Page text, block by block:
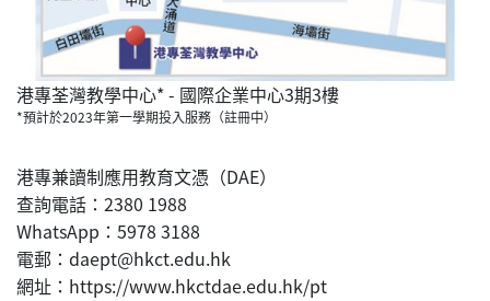
港專荃灣教學中心* - 國際企業中心3期3樓
*預計於2023年第一學期投入服務（註冊中）
港專兼讀制應用教育文憑（DAE）
查詢電話：2380 1988
WhatsApp：5978 3188
電郵：daept@hkct.edu.hk
網址： https://www.hkctdae.edu.hk/pt